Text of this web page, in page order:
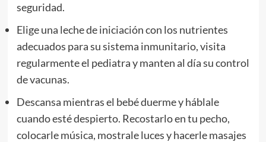
seguridad.
Elige una leche de iniciación con los nutrientes
adecuados para su sistema inmunitario, visita
regularmente el pediatra y manten al día su control
de vacunas.
Descansa mientras el bebé duerme y háblale
cuando esté despierto. Recostarlo en tu pecho,
colocarle música, mostrale luces y hacerle masajes